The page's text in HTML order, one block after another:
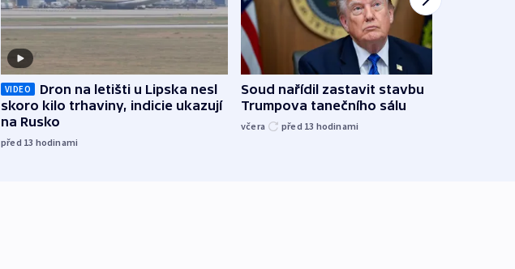
VIDEO
Dron na letišti u Lipska nesl
skoro kilo trhaviny, indicie ukazují
na Rusko
před 13 hodinami
Soud nařídil zastavit stavbu
Trumpova tanečního sálu
včera před 13 hodinami